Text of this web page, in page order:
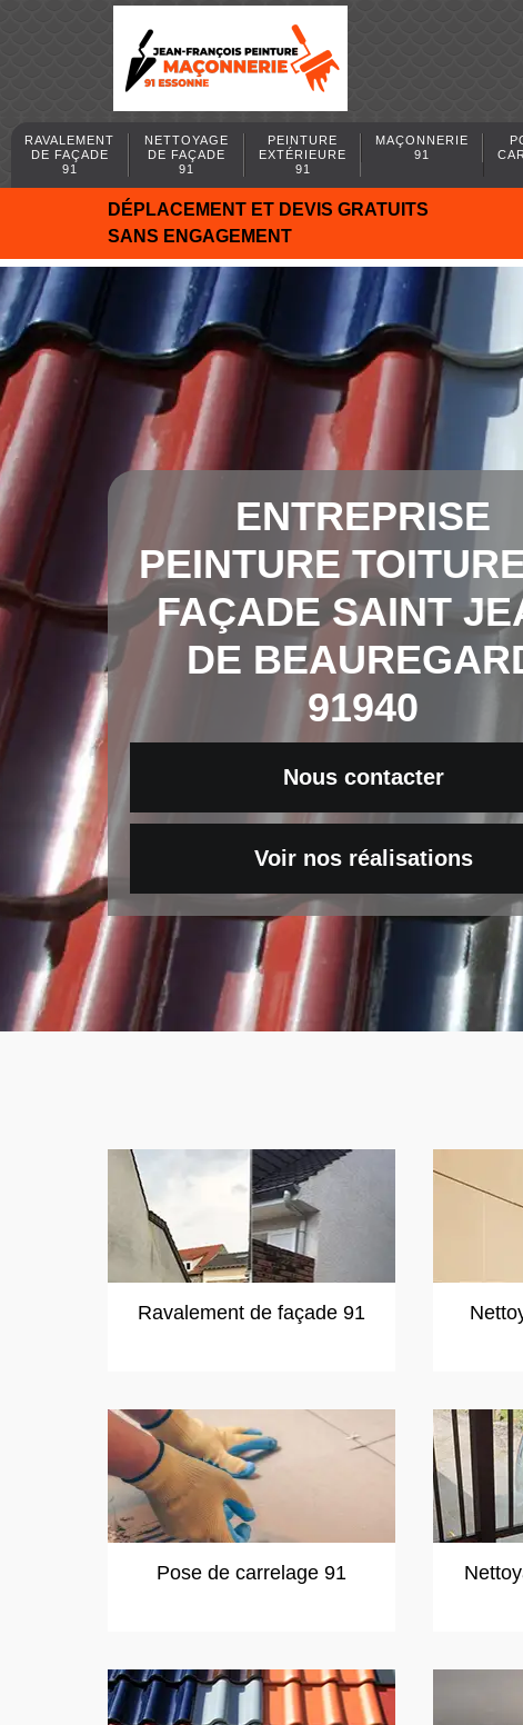
RAVALEMENT
DE FAÇADE
91
NETTOYAGE
DE FAÇADE
91
PEINTURE
EXTÉRIEURE
91
MAÇONNERIE
91
DÉPLACEMENT ET DEVIS GRATUITS
SANS ENGAGEMENT
ENTREPRISE
PEINTURE
FAÇADE SAINT
DE
91940
Nous contacter
Voir nos réalisations
Ravalement de façade 91
Pose de carrelage 91